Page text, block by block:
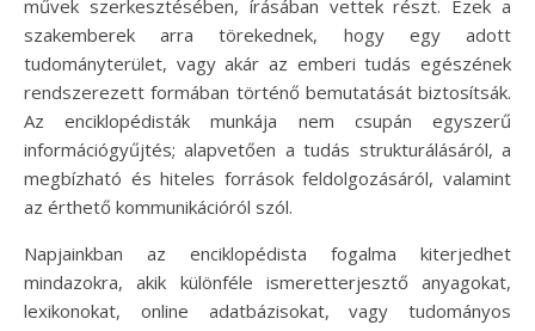
művek szerkesztésében, írásában vettek részt. Ezek a
szakemberek arra törekednek, hogy egy adott
tudományterület, vagy akár az emberi tudás egészének
rendszerezett formában történő bemutatását biztosítsák.
Az enciklopédisták munkája nem csupán egyszerű
információgyűjtés; alapvetően a tudás strukturálásáról, a
megbízható és hiteles források feldolgozásáról, valamint
az érthető kommunikációról szól.
Napjainkban az enciklopédista fogalma kiterjedhet
mindazokra, akik különféle ismeretterjesztő anyagokat,
lexikonokat, online adatbázisokat, vagy tudományos